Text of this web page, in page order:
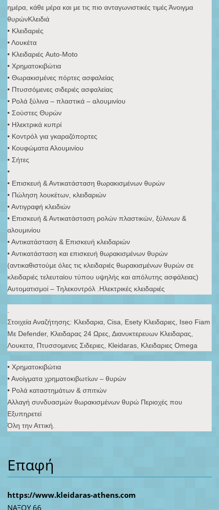
ημέρα, κάθε μέρα και με τις πιο ανταγωνιστικές τιμές Άνοιγμα
θυρώνΚλειδιά
• Κλειδαριές
• Λουκέτα
• Κλειδαριές Auto-Moto
• Χρηματοκιβώτια
• Θωρακισμένες πόρτες ασφαλείας
• Πτυσσόμενες σιδεριές ασφαλείας
• Ρολά ξύλινα – πλαστικά – αλουμινίου
• Σούστες Θυρών
• Ηλεκτρικά κυπρί
• Κοντρόλ για γκαραζόπορτες
• Κουφώματα Αλουμινίου
• Σήτες
•
• Επισκευή & Αντικατάσταση θωρακισμένων θυρών
• Πώληση λουκέτων, κλειδαριών
• Αντιγραφή κλειδιών
• Επισκευή & Αντικατάσταση ρολών πλαστικών, ξύλινων &
αλουμινίου
• Αντικατάσταση & Επισκευή κλειδαριών
• Αντικατάσταση και επισκευή θωρακισμένων θυρών
(αντικαθιστούμε όλες τις κλειδαριές θωρακισμένων θυρών σε
κλειδαριές τελευταίου τύπου υψηλής και απόλυτης ασφάλειας)
Αυτοματισμοί – Τηλεκοντρόλ .Ηλεκτρικές κλειδαριές
Στοιχεία Αναζήτησης: Κλειδαρια, Cisa, Esety Κλειδαριες, Iseo Fiam
Με Defender, Κλειδαρας 24 Ωρες, Διανυκτερευων Κλειδαρας,
Λουκετα, Πτυσσομενες Σιδεριες, Kleidaras, Κλειδαριες Omega
• Χρηματοκιβώτια
• Ανοίγματα χρηματοκιβωτίων – θυρών
• Ρολά καταστημάτων & σπιτιών
Αλλαγή συνδυασμών θωρακισμένων θυρώ Περιοχές που
Εξυπηρετεί
Όλη την Αττική.
Επαφή
https://www.kleidaras-athens.com
ΝΑΞΟΥ 66